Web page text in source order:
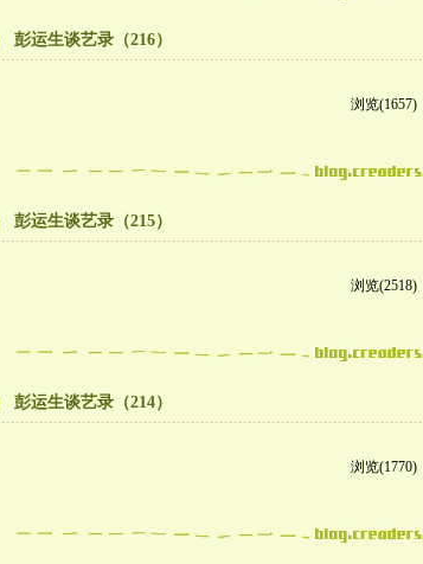
彭运生谈艺录（216）
浏览(1657)
彭运生谈艺录（215）
浏览(2518)
彭运生谈艺录（214）
浏览(1770)